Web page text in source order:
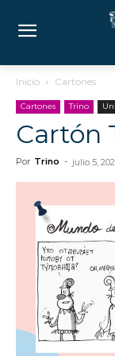
Inicio Cartones
Cartones Trino
Cartón
Por Trino - julio 5,